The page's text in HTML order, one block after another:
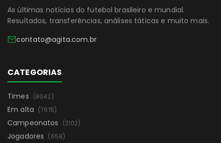
As últimas notícias do futebol brasileiro e mundial.
Resultados, transferências, análises táticas e muito mais.
contato@agita.com.br
CATEGORIAS
Times (8042)
Em alta (7615)
Campeonatos (2102)
Jogadores (658)